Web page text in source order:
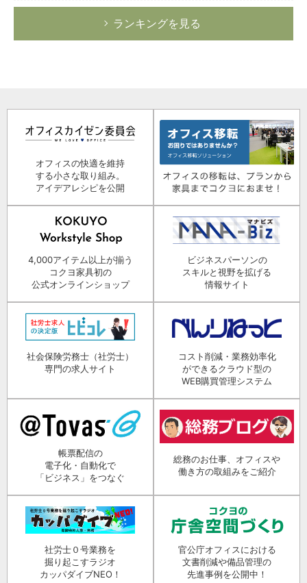
ランキングを見る
オフィスの快適を維持
する小さな取り組み。
アイデアレシピを公開
4,000アイテム以上が揃う
コクヨ家具初の
公式オンラインショップ
ビジネスパーソンの
スキルと視野を拡げる
情報サイト
社会保険労務士（社労士）
専門の求人サイト
コスト削減・業務効率化
ができるクラウド型の
WEB購買管理システム
帳票配信の
電子化・自動化で
「ビジネス」をつなぐ
総務のお仕事、オフィスや
働き方の取組みをご紹介
社労士０号業務を
掘り起こすラジオ
カッパダイブNEO！
官公庁オフィスにおける
文書削減や備品管理の
先進事例を公開中！